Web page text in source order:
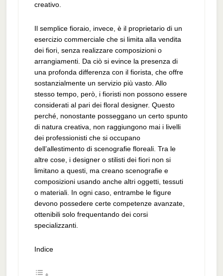
creativo.
Il semplice fioraio, invece, è il proprietario di un
esercizio commerciale che si limita alla vendita
dei fiori, senza realizzare composizioni o
arrangiamenti. Da ciò si evince la presenza di
una profonda differenza con il fiorista, che offre
sostanzialmente un servizio più vasto. Allo
stesso tempo, però, i fioristi non possono essere
considerati al pari dei floral designer. Questo
perché, nonostante posseggano un certo spunto
di natura creativa, non raggiungono mai i livelli
dei professionisti che si occupano
dell’allestimento di scenografie floreali. Tra le
altre cose, i designer o stilisti dei fiori non si
limitano a questi, ma creano scenografie e
composizioni usando anche altri oggetti, tessuti
o materiali. In ogni caso, entrambe le figure
devono possedere certe competenze avanzate,
ottenibili solo frequentando dei corsi
specializzanti.
Indice